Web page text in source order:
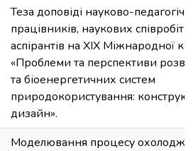
Теза доповіді науково-
працівників, наукових
аспірантів на XIX Міжнародної
«Проблеми та перспективи
та біоенергетичних систем
природокористування:
дизайн».
Моделювання процесу